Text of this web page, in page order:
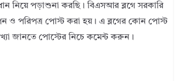
নিয়ে পড়াশুনা করছি। বিএসআর ব্লগে সরকারি
ও পরিপত্র পোস্ট করা হয়। এ ব্লগের কোন পোস্ট
জানতে পোস্টের নিচে কমেন্ট করুন।